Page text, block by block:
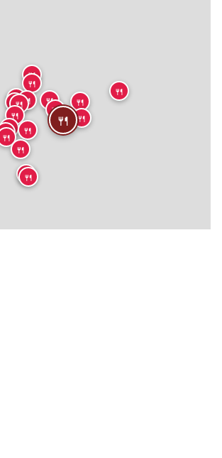
🍴
🍴
🍴
🍴
🍴
🍴
🍴
🍴
🍴
🍴
🍴
🍴
🍴
🍴
🍴
🍴
🍴
🍴
🍴
🍴